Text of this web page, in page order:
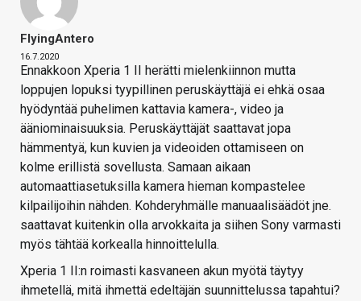
FlyingAntero
16.7.2020
Ennakkoon Xperia 1 II herätti mielenkiinnon mutta
loppujen lopuksi tyypillinen peruskäyttäjä ei ehkä osaa
hyödyntää puhelimen kattavia kamera-, video ja
ääniominaisuuksia. Peruskäyttäjät saattavat jopa
hämmentyä, kun kuvien ja videoiden ottamiseen on
kolme erillistä sovellusta. Samaan aikaan
automaattiasetuksilla kamera hieman kompastelee
kilpailijoihin nähden. Kohderyhmälle manuaalisäädöt jne.
saattavat kuitenkin olla arvokkaita ja siihen Sony varmasti
myös tähtää korkealla hinnoittelulla.
Xperia 1 II:n roimasti kasvaneen akun myötä täytyy
ihmetellä, mitä ihmettä edeltäjän suunnittelussa tapahtui?